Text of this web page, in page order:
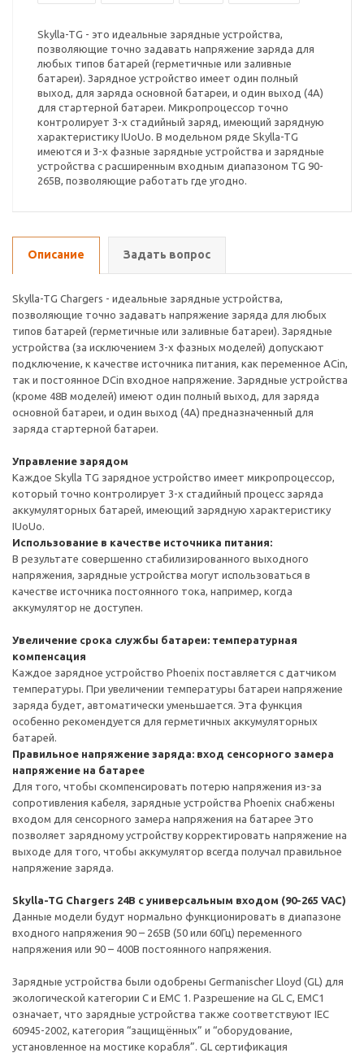
Skylla-TG - это идеальные зарядные устройства,
позволяющие точно задавать напряжение заряда для
любых типов батарей (герметичные или заливные
батареи). Зарядное устройство имеет один полный
выход, для заряда основной батареи, и один выход (4А)
для стартерной батареи. Микропроцессор точно
контролирует 3-х стадийный заряд, имеющий зарядную
характеристику IUoUo. В модельном ряде Skylla-TG
имеются и 3-х фазные зарядные устройства и зарядные
устройства с расширенным входным диапазоном TG 90-
265В, позволяющие работать где угодно.
Описание Задать вопрос
Skylla-TG Chargers - идеальные зарядные устройства,
позволяющие точно задавать напряжение заряда для любых
типов батарей (герметичные или заливные батареи). Зарядные
устройства (за исключением 3-х фазных моделей) допускают
подключение, к качестве источника питания, как переменное ACin,
так и постоянное DCin входное напряжение. Зарядные устройства
(кроме 48В моделей) имеют один полный выход, для заряда
основной батареи, и один выход (4А) предназначенный для
заряда стартерной батареи.
Управление зарядом
Каждое Skylla TG зарядное устройство имеет микропроцессор,
который точно контролирует 3-х стадийный процесс заряда
аккумуляторных батарей, имеющий зарядную характеристику
IUoUo.
Использование в качестве источника питания:
В результате совершенно стабилизированного выходного
напряжения, зарядные устройства могут использоваться в
качестве источника постоянного тока, например, когда
аккумулятор не доступен.
Увеличение срока службы батареи: температурная
компенсация
Каждое зарядное устройство Phoenix поставляется с датчиком
температуры. При увеличении температуры батареи напряжение
заряда будет, автоматически уменьшается. Эта функция
особенно рекомендуется для герметичных аккумуляторных
батарей.
Правильное напряжение заряда: вход сенсорного замера
напряжение на батарее
Для того, чтобы скомпенсировать потерю напряжения из-за
сопротивления кабеля, зарядные устройства Phoenix снабжены
входом для сенсорного замера напряжения на батарее Это
позволяет зарядному устройству корректировать напряжение на
выходе для того, чтобы аккумулятор всегда получал правильное
напряжение заряда.
Skylla-TG Chargers 24В с универсальным входом (90-265 VAC)
Данные модели будут нормально функционировать в диапазоне
входного напряжения 90 – 265В (50 или 60Гц) переменного
напряжения или 90 – 400В постоянного напряжения.
Зарядные устройства были одобрены Germanischer Lloyd (GL) для
экологической категории C и EMC 1. Разрешение на GL C, EMC1
означает, что зарядные устройства также соответствуют IEC
60945-2002, категория “защищённых” и “оборудование,
установленное на мостике корабля”. GL сертификация